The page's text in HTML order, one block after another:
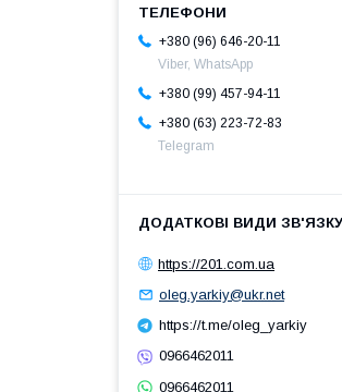
+380 (96) 646-20-11
Viber, WhatsApp
+380 (99) 457-94-11
+380 (63) 223-72-83
Telegram
https://201.com.ua
oleg.yarkiy@ukr.net
https://t.me/oleg_yarkiy
0966462011
0966462011